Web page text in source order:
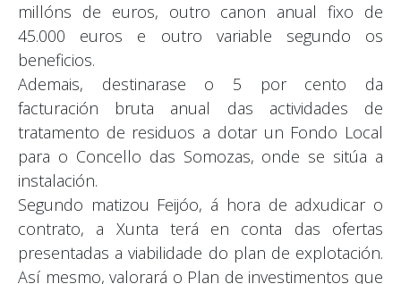
millóns de euros, outro canon anual fixo de
45.000 euros e outro variable segundo os
beneficios.
Ademais, destinarase o 5 por cento da
facturación bruta anual das actividades de
tratamento de residuos a dotar un Fondo Local
para o Concello das Somozas, onde se sitúa a
instalación.
Segundo matizou Feijóo, á hora de adxudicar o
contrato, a Xunta terá en conta das ofertas
presentadas a viabilidade do plan de explotación.
Así mesmo, valorará o Plan de investimentos que